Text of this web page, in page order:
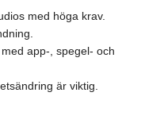
med höga krav.
app-, spegel- och
är viktig.